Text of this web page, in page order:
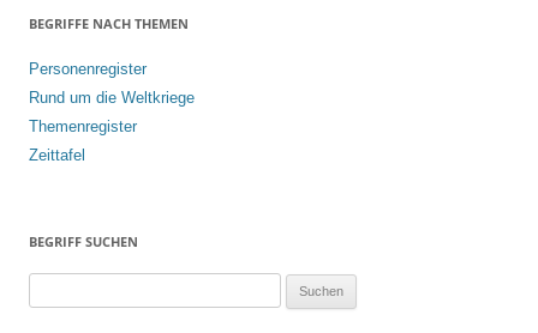
BEGRIFFE NACH THEMEN
Personenregister
Rund um die Weltkriege
Themenregister
Zeittafel
BEGRIFF SUCHEN